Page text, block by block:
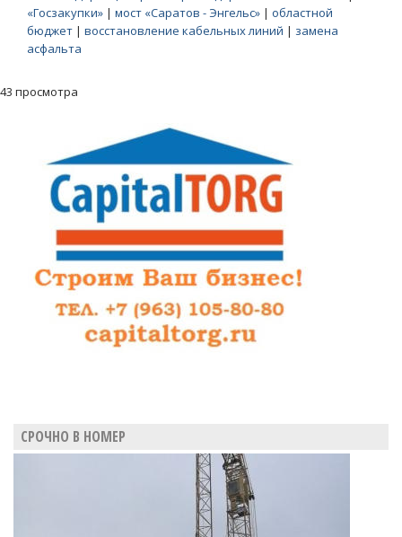
«Госзакупки» | мост «Саратов - Энгельс» | областной
бюджет | восстановление кабельных линий | замена
асфальта
43 просмотра
СРОЧНО В НОМЕР